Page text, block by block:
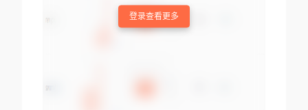
登录查看更多